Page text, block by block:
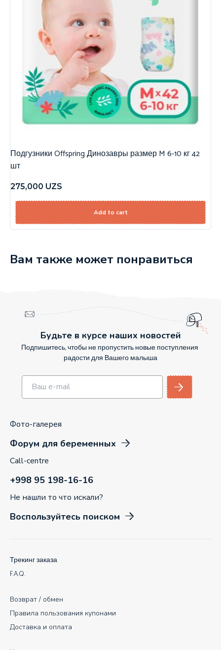
Подгузники Offspring Динозавры размер M 6-10 кг 42
шт
275,000 UZS
Add to cart
Вам также может понравиться
Будьте в курсе наших новостей
Подпишитесь, чтобы не пропустить новые поступления
радости для Вашего малыша
Фото-галерея
Форум для беременных
Call-centre
+998 95 198-16-16
Не нашли то что искали?
Воспользуйтесь поиском
Возврат / обмен
Правила пользования купонами
Доставка и оплата
Трекинг заказа
F.A.Q.